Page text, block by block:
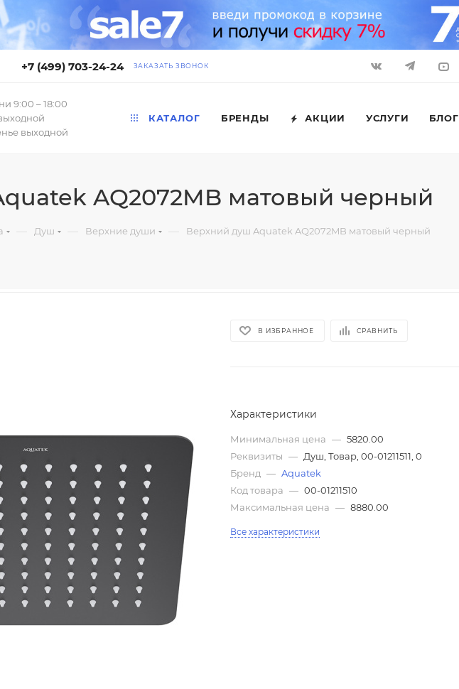
+7 (499) 703-24-24 ЗАКАЗАТЬ ЗВОНОК
9:00 – 18:00
выходной
КАТАЛОГ БРЕНДЫ АКЦИИ УСЛУГИ БЛОГ
AQ2072MB матовый черный
— Душ — Верхние души — Верхний душ Aquatek AQ2072MB матовый черный
В ИЗБРАННОЕ СРАВНИТЬ
Характеристики
Минимальная цена — 5820.00
Реквизиты — Душ, Товар, 00-01211511, 0
Бренд — Aquatek
Код товара — 00-01211510
Максимальная цена — 8880.00
Все характеристики